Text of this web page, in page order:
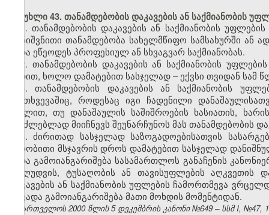
მუხლი 43. თანამდებობის დაკავების ან საქმიანობის
1. თანამდებობის დაკავების ან საქმიანობის
დანიშვნითი თანამდებობა სახელმწიფო სამსახურში
ანდა ეწეოდეს პროფესიულ ან სხვაგვარ საქმიანობას.
2. თანამდებობის დაკავების ან საქმიანობის
ვადით, ხოლო დამატებით სასჯელად – ექვსი თვიდან სამ
3. თანამდებობის დაკავების ან საქმიანობის
შემთხვევაშიც, როდესაც იგი ჩადენილი
მუხლით, თუ დანაშაულის საშიშროების ხასიათის,
შეუძლებლად მიიჩნევს შეუნარჩუნოს მას თანამდებობის
4. ძირითად სასჯელად საზოგადოებისათვის
პირობითი მსჯავრის დროს დამატებით სასჯელად
ვადა გამოიანგარიშება სასამართლოს განაჩენის
შეზღუდვის, ტუსაღობის ან თავისუფლების
დაკავების ან საქმიანობის უფლების ჩამორთმევა
ეს ვადა გამოიანგარიშება მათი მოხდის მომენტიდან.
საქართველოს 2000 წლის 5 დეკემბრის კანონი №649 – სსმ I, №47,